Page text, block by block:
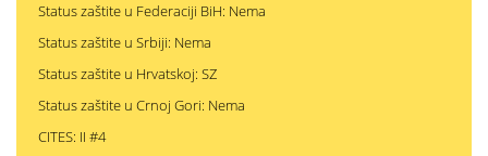
Status zaštite u Federaciji BiH: Nema
Status zaštite u Srbiji: Nema
Status zaštite u Hrvatskoj: SZ
Status zaštite u Crnoj Gori: Nema
CITES: II #4